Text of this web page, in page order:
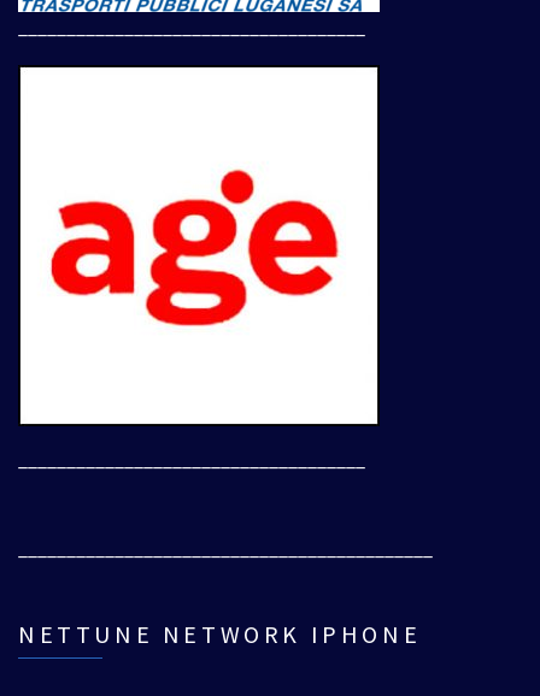
NETTUNE NETWORK IPHONE